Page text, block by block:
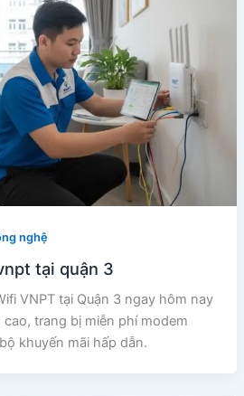
nghệ
tại quận 3
VNPT tại Quận 3 ngay hôm nay
trang bị miễn phí modem
khuyến mãi hấp dẫn.